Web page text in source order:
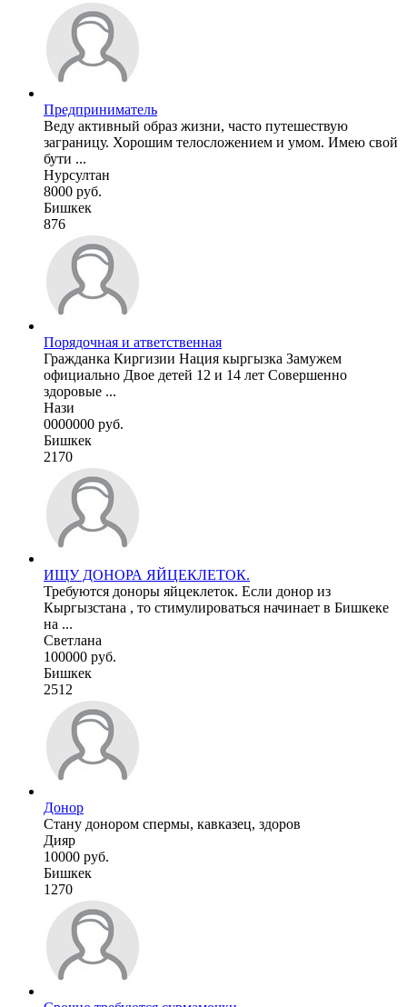
Предприниматель
Веду активный образ жизни, часто путешествую
заграницу. Хорошим телосложением и умом. Имею свой
бути ...
Нурсултан
8000 руб.
Бишкек
876
Порядочная и атветственная
Гражданка Киргизии Нация кыргызка Замужем
официально Двое детей 12 и 14 лет Совершенно
здоровые ...
Нази
0000000 руб.
Бишкек
2170
ИЩУ ДОНОРА ЯЙЦЕКЛЕТОК.
Требуются доноры яйцеклеток. Если донор из
Кыргызстана , то стимулироваться начинает в Бишкеке
на ...
Светлана
100000 руб.
Бишкек
2512
Донор
Стану донором спермы, кавказец, здоров
Дияр
10000 руб.
Бишкек
1270